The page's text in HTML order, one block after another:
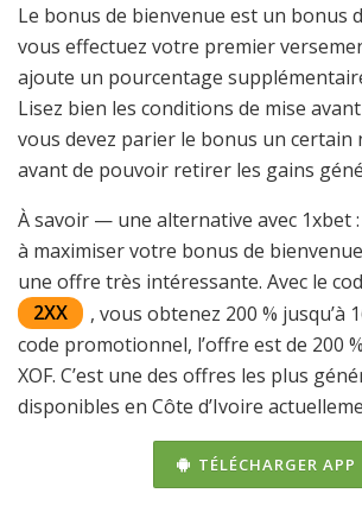
Le bonus de bienvenue est un bonus
vous effectuez votre premier
ajoute un pourcentage
Lisez bien les conditions de mise
vous devez parier le bonus un certain
avant de pouvoir retirer les gains
À savoir — une alternative avec 1xbet :
à maximiser votre bonus de
une offre très intéressante. Avec le
2ХХ
, vous obtenez 200 % jusqu’à
code promotionnel, l’offre est de 200
XOF. C’est une des offres les plus
disponibles en Côte d’Ivoire
TÉLÉCHARGER APP